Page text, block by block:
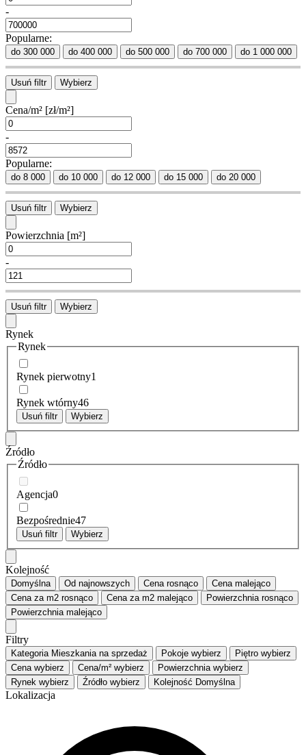
-
Popularne:
do 300 000 do 400 000 do 500 000 do 700 000 do 1 000 000
Usuń filtr Wybierz
Cena/m² [zł/m²]
-
Popularne:
do 8 000 do 10 000 do 12 000 do 15 000 do 20 000
Usuń filtr Wybierz
Powierzchnia [m²]
-
Usuń filtr Wybierz
Rynek
Rynek
Rynek pierwotny1
Rynek wtórny46
Usuń filtr Wybierz
Źródło
Źródło
Agencja0
Bezpośrednie47
Usuń filtr Wybierz
Kolejność
Domyślna Od najnowszych Cena rosnąco Cena malejąco
Cena za m2 rosnąco Cena za m2 malejąco Powierzchnia rosnąco
Powierzchnia malejąco
Filtry
Kategoria Mieszkania na sprzedaż Pokoje wybierz Piętro wybierz
Cena wybierz Cena/m² wybierz Powierzchnia wybierz
Rynek wybierz Źródło wybierz Kolejność Domyślna
Lokalizacja